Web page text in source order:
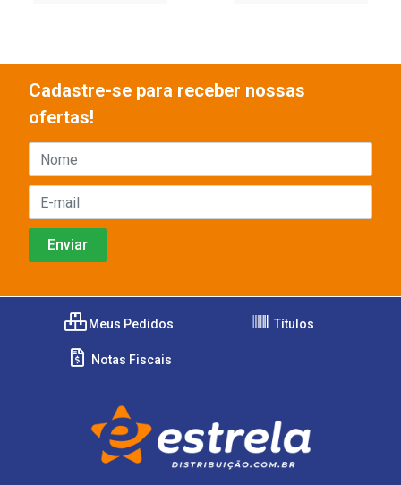
Cadastre-se para receber nossas
ofertas!
Meus Pedidos Títulos
Notas Fiscais